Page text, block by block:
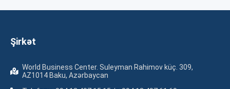
Şirkət
World Business Center. Suleyman Rahimov küç. 309,
AZ1014 Baku, Azərbaycan